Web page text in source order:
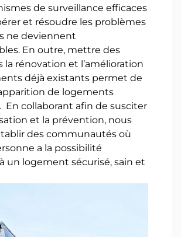
de surveillance efficaces
et résoudre les problèmes
ne deviennent
En outre, mettre des
la rénovation et l’amélioration
déjà existants permet de
de logements
En collaborant afin de susciter
et la prévention, nous
des communautés où
a la possibilité
un logement sécurisé, sain et